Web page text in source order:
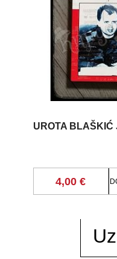
UROTA
4,00 €